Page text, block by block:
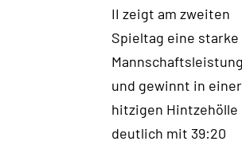
II zeigt am zweiten
Spieltag eine starke
Mannschaftsleistung
und gewinnt in einer
hitzigen Hintzehölle
deutlich mit 39:20